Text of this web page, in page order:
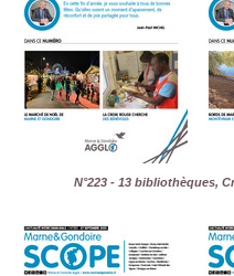
N°223 - 13 bibliothèques,